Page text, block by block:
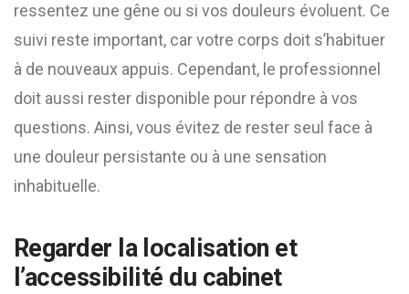
ressentez une gêne ou si vos douleurs évoluent. Ce
suivi reste important, car votre corps doit s’habituer
à de nouveaux appuis. Cependant, le professionnel
doit aussi rester disponible pour répondre à vos
questions. Ainsi, vous évitez de rester seul face à
une douleur persistante ou à une sensation
inhabituelle.
Regarder la localisation et
l’accessibilité du cabinet